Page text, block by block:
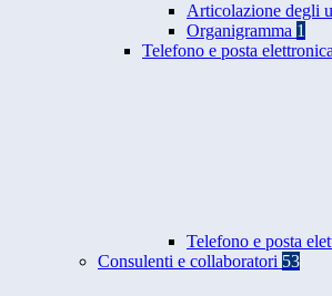
Articolazione degli
Organigramma 1
Telefono e posta elettronica
Telefono e posta
Consulenti e collaboratori 53